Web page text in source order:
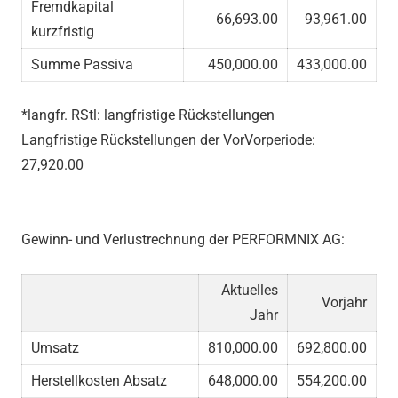
Fremdkapital
kurzfristig
66,693.00 93,961.00
Summe Passiva 450,000.00 433,000.00
*langfr. RStl: langfristige Rückstellungen
Langfristige Rückstellungen der VorVorperiode:
27,920.00
Gewinn- und Verlustrechnung der PERFORMNIX AG:
Aktuelles
Jahr
Vorjahr
Umsatz 810,000.00
692,800.00
Herstellkosten Absatz
648,000.00
554,200.00